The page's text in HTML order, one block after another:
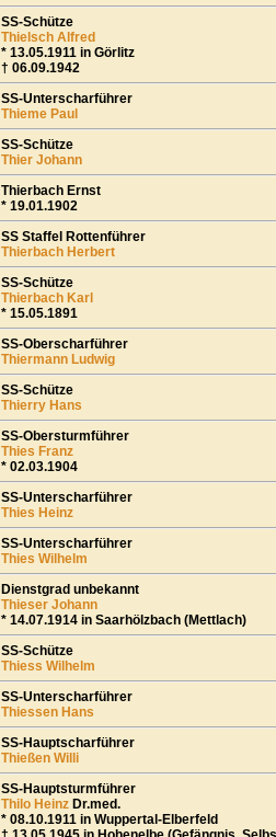
SS-Schütze
Thielsch Alfred
* 13.05.1911 in Görlitz
† 06.09.1942
SS-Unterscharführer
Thieme Paul
SS-Schütze
Thier Johann
Thierbach Ernst
* 19.01.1902
SS Staffel Rottenführer
Thierbach Herbert
SS-Schütze
Thierbach Karl
* 15.05.1891
SS-Oberscharführer
Thiermann Ludwig
SS-Schütze
Thierry Hans
SS-Obersturmführer
Thies Franz
* 02.03.1904
SS-Unterscharführer
Thies Heinz
SS-Unterscharführer
Thies Wilhelm
Dienstgrad unbekannt
Thieser Johann
* 14.07.1914 in Saarhölzbach (Mettlach)
SS-Schütze
Thiess Wilhelm
SS-Unterscharführer
Thiessen Hans
SS-Hauptscharführer
Thießen Willi
SS-Hauptsturmführer
Thilo Heinz Dr.med.
* 08.10.1911 in Wuppertal-Elberfeld